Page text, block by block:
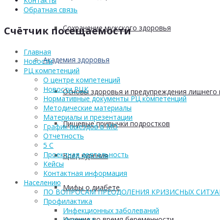
Сохранение мужского здоровья
Академия здоровья
Основы здоровья и предупреждения лишнего
Пищевые привычки подростков
Вред курения
Мифы о диабете
Обратная связь
Счётчик посещаемости
Главная
Новости
РЦ компетенций
О центре компетенций
Новости РЦК
Нормативные документы РЦ компетенций
Методические материалы
Материалы и презентации
График выездов в МО
Отчетность
5 С
Проектная деятельность
Кейсы
Контактная информация
Населению
ПО ВОПРОСАМ ПРЕОДОЛЕНИЯ КРИЗИСНЫХ
Профилактика
Инфекционных заболеваний